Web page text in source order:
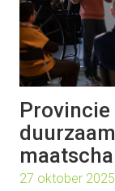
27 oktober 2025